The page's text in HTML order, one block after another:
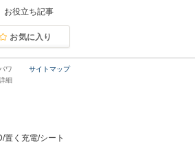
お役立ち記事
お気に入り
サイトマップ
ワ
細
く充電/シート